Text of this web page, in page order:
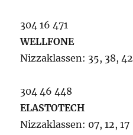
304 16 471
WELLFONE
Nizzaklassen: 35, 38, 42
304 46 448
ELASTOTECH
Nizzaklassen: 07, 12, 17